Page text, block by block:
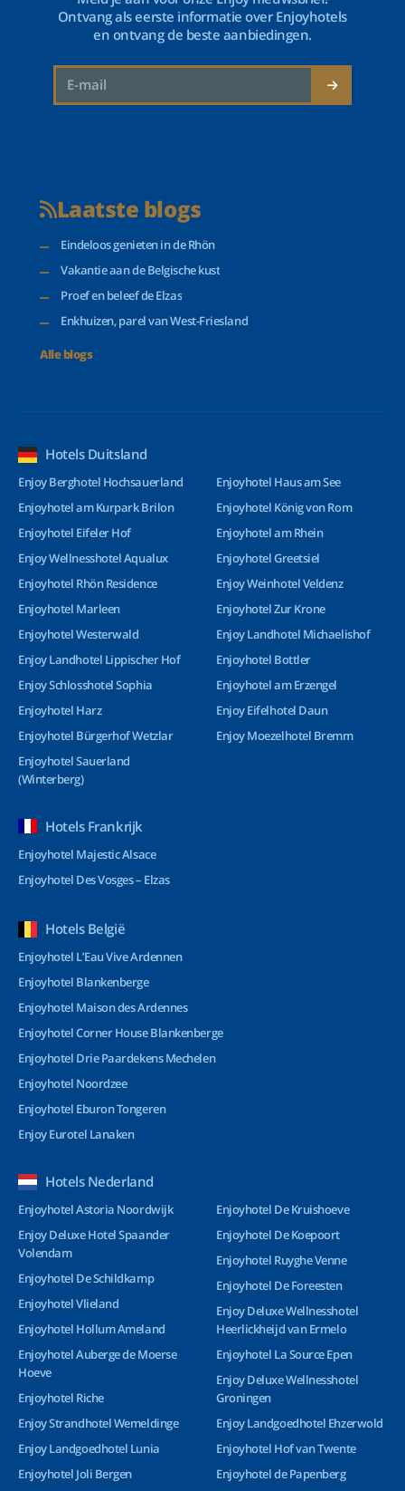
Ontvang als eerste informatie over Enjoyhotels
en ontvang de beste aanbiedingen.
Laatste blogs
Eindeloos genieten in de Rhön
Vakantie aan de Belgische kust
Proef en beleef de Elzas
Enkhuizen, parel van West-Friesland
Alle blogs
Hotels Duitsland
Enjoy Berghotel Hochsauerland
Enjoyhotel am Kurpark Brilon
Enjoyhotel Eifeler Hof
Enjoy Wellnesshotel Aqualux
Enjoyhotel Rhön Residence
Enjoyhotel Marleen
Enjoyhotel Westerwald
Enjoy Landhotel Lippischer Hof
Enjoy Schlosshotel Sophia
Enjoyhotel Harz
Enjoyhotel Bürgerhof Wetzlar
Enjoyhotel Sauerland
(Winterberg)
Enjoyhotel Haus am See
Enjoyhotel König von Rom
Enjoyhotel am Rhein
Enjoyhotel Greetsiel
Enjoy Weinhotel Veldenz
Enjoyhotel Zur Krone
Enjoy Landhotel Michaelishof
Enjoyhotel Bottler
Enjoyhotel am Erzengel
Enjoy Eifelhotel Daun
Enjoy Moezelhotel Bremm
Hotels Frankrijk
Enjoyhotel Majestic Alsace
Enjoyhotel Des Vosges – Elzas
Hotels België
Enjoyhotel L’Eau Vive Ardennen
Enjoyhotel Blankenberge
Enjoyhotel Maison des Ardennes
Enjoyhotel Corner House Blankenberge
Enjoyhotel Drie Paardekens Mechelen
Enjoyhotel Noordzee
Enjoyhotel Eburon Tongeren
Enjoy Eurotel Lanaken
Hotels Nederland
Enjoyhotel Astoria Noordwijk
Enjoy Deluxe Hotel Spaander
Volendam
Enjoyhotel De Schildkamp
Enjoyhotel Vlieland
Enjoyhotel Hollum Ameland
Enjoyhotel Auberge de Moerse
Hoeve
Enjoyhotel Riche
Enjoy Strandhotel Wemeldinge
Enjoy Landgoedhotel Lunia
Enjoyhotel Joli Bergen
Enjoyhotel De Kruishoeve
Enjoyhotel De Koepoort
Enjoyhotel Ruyghe Venne
Enjoyhotel De Foreesten
Enjoy Deluxe Wellnesshotel
Heerlickheijd van Ermelo
Enjoyhotel La Source Epen
Enjoy Deluxe Wellnesshotel
Groningen
Enjoy Landgoedhotel Ehzerwold
Enjoyhotel Hof van Twente
Enjoyhotel de Papenberg